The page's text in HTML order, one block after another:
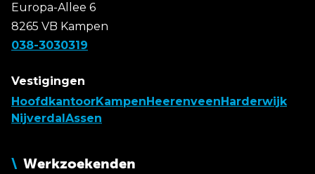
Europa-Allee 6
8265 VB Kampen
038-3030319
Vestigingen
HoofdkantoorKampen Heerenveen Harderwijk
Nijverdal Assen
Werkzoekenden